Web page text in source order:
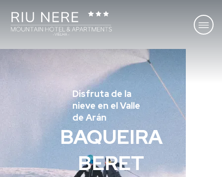
Disfruta de la
nieve en el Valle
de Arán
BAQUEIRA
BERET